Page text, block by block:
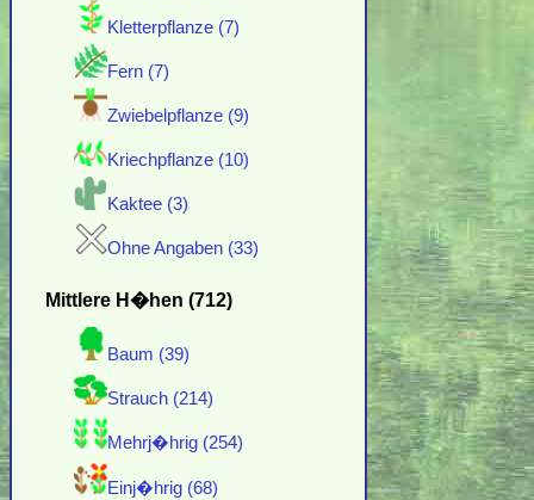
Kletterpflanze (7)
Fern (7)
Zwiebelpflanze (9)
Kriechpflanze (10)
Kaktee (3)
Ohne Angaben (33)
Mittlere H�hen (712)
Baum (39)
Strauch (214)
Mehrj�hrig (254)
Einj�hrig (68)